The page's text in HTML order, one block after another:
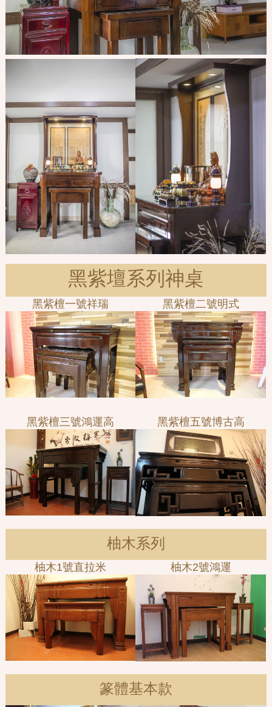
黑紫壇系列神桌
黑紫檀一號祥瑞 黑紫檀二號明式
黑紫檀三號鴻運高 黑紫檀五號博古高
柚木系列
柚木1號直拉米 柚木2號鴻運
篆體基本款